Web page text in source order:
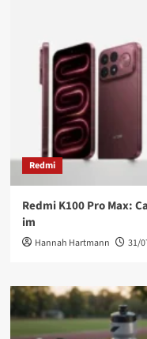
Redmi
Redmi K100 Pro Max:
im
Hannah Hartmann 31/